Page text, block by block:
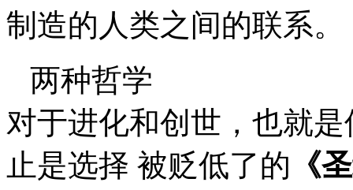
制造的人类之间的联系。
两种哲学
对于进化和创世，也就
止是选择 被贬低了的 《